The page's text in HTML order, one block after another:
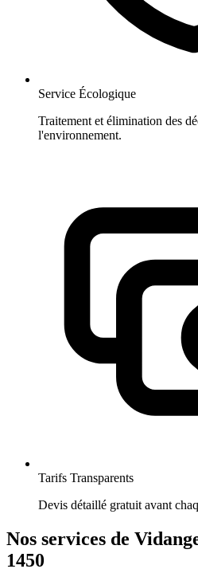
Service Écologique
Traitement et élimination des
l'environnement.
Tarifs Transparents
Devis détaillé gratuit avant
Nos services de
1450